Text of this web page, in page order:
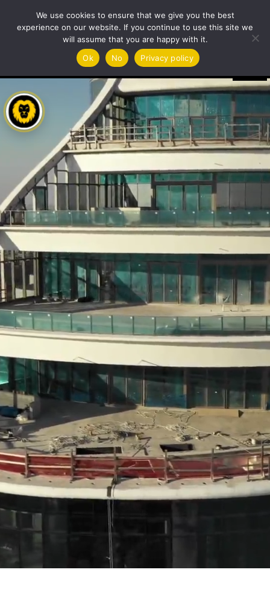
We use cookies to ensure that we give you the best
experience on our website. If you continue to use this site we
will assume that you are happy with it.
Ok
No Privacy policy